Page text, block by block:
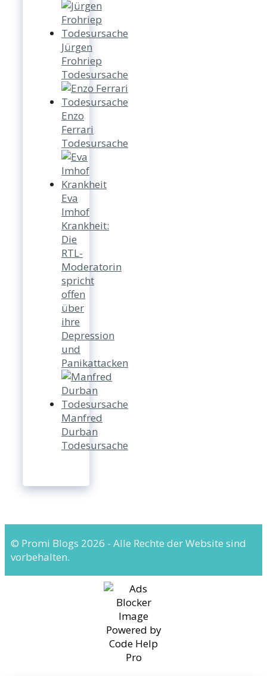
Jürgen
Frohriep
Todesursache
Enzo
Ferrari
Todesursache
Eva
Imhof
Krankheit:
Die
RTL-
Moderatorin
spricht
offen
über
ihre
Depression
und
Panikattacken
Manfred
Durban
Todesursache
© Promi Blogs 2026 - Alle Rechte der Website sind
vorbehalten.